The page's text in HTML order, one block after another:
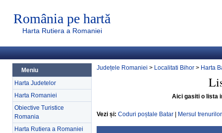
România pe hartă
Harta Rutiera a Romaniei
Meniu
Harta Judetelor
Harta Romaniei
Obiective Turistice
Romania
Harta Rutiera a Romaniei
Județele Romaniei > Localitati Bihor > Harta
Aici gasiti o lista
Vezi și: Coduri poștale Batar Mersul